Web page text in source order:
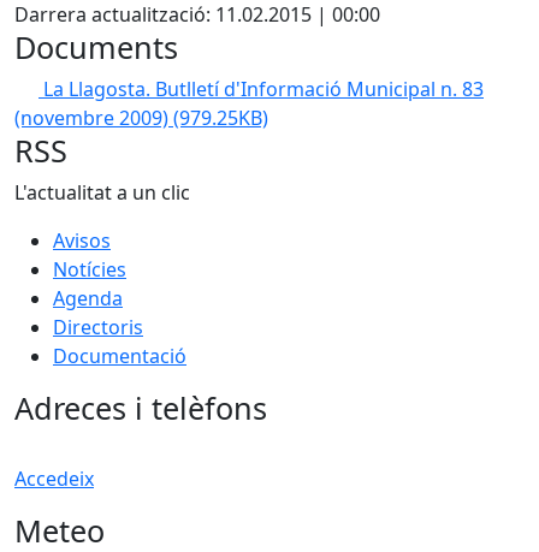
Darrera actualització: 11.02.2015 | 00:00
Documents
La Llagosta. Butlletí d'Informació Municipal n. 83
(novembre 2009)(979.25KB)
RSS
L'actualitat a un clic
Avisos
Notícies
Agenda
Directoris
Documentació
Adreces i telèfons
Accedeix
Meteo